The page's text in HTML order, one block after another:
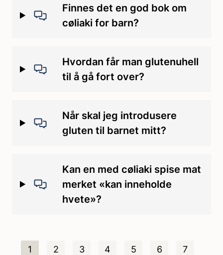
Finnes det en god bok om
cøliaki for barn?
Hvordan får man glutenuhell
til å gå fort over?
Når skal jeg introdusere
gluten til barnet mitt?
Kan en med cøliaki spise mat
merket «kan inneholde
hvete»?
1 2 3 4 5 6 7